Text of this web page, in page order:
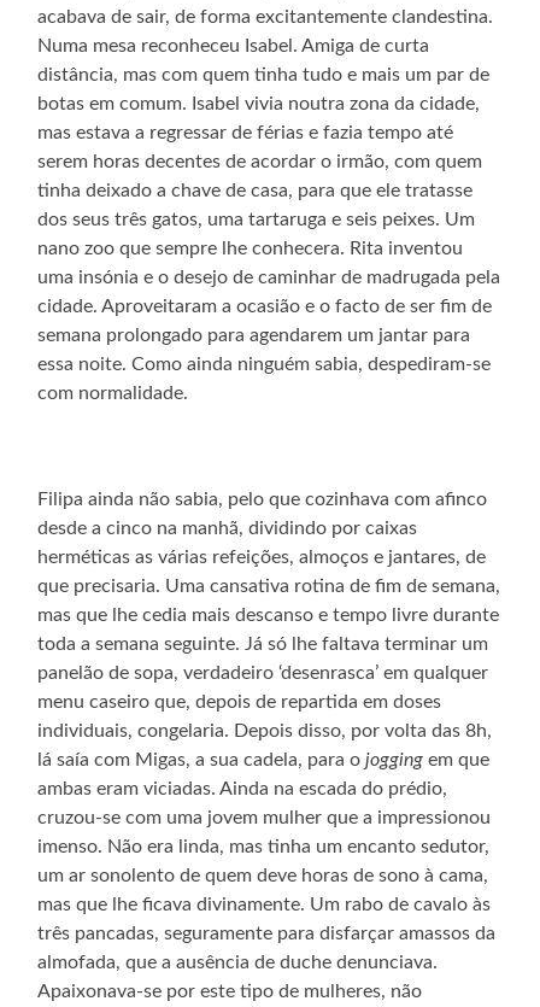
acabava de sair, de forma excitantemente clandestina.
Numa mesa reconheceu Isabel. Amiga de curta
distância, mas com quem tinha tudo e mais um par de
botas em comum. Isabel vivia noutra zona da cidade,
mas estava a regressar de férias e fazia tempo até
serem horas decentes de acordar o irmão, com quem
tinha deixado a chave de casa, para que ele tratasse
dos seus três gatos, uma tartaruga e seis peixes. Um
nano zoo que sempre lhe conhecera. Rita inventou
uma insónia e o desejo de caminhar de madrugada pela
cidade. Aproveitaram a ocasião e o facto de ser fim de
semana prolongado para agendarem um jantar para
essa noite. Como ainda ninguém sabia, despediram-se
com normalidade.
Filipa ainda não sabia, pelo que cozinhava com afinco
desde a cinco na manhã, dividindo por caixas
herméticas as várias refeições, almoços e jantares, de
que precisaria. Uma cansativa rotina de fim de semana,
mas que lhe cedia mais descanso e tempo livre durante
toda a semana seguinte. Já só lhe faltava terminar um
panelão de sopa, verdadeiro ‘desenrasca’ em qualquer
menu caseiro que, depois de repartida em doses
individuais, congelaria. Depois disso, por volta das 8h,
lá saía com Migas, a sua cadela, para ojogging em que
ambas eram viciadas. Ainda na escada do prédio,
cruzou-se com uma jovem mulher que a impressionou
imenso. Não era linda, mas tinha um encanto sedutor,
um ar sonolento de quem deve horas de sono à cama,
mas que lhe ficava divinamente. Um rabo de cavalo às
três pancadas, seguramente para disfarçar amassos da
almofada, que a ausência de duche denunciava.
Apaixonava-se por este tipo de mulheres, não